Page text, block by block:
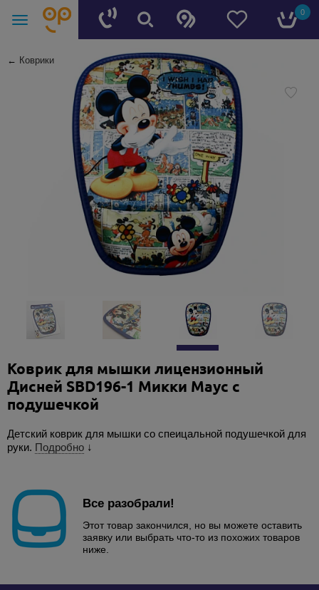
0
← Коврики
Коврик для мышки лицензионный
Дисней SBD196-1 Микки Маус с
подушечкой
Детский коврик для мышки со спеицальной подушечкой для
руки. Подробно ↓
Все разобрали!
Этот товар закончился, но вы можете оставить
заявку или выбрать что-то из похожих товаров
ниже.